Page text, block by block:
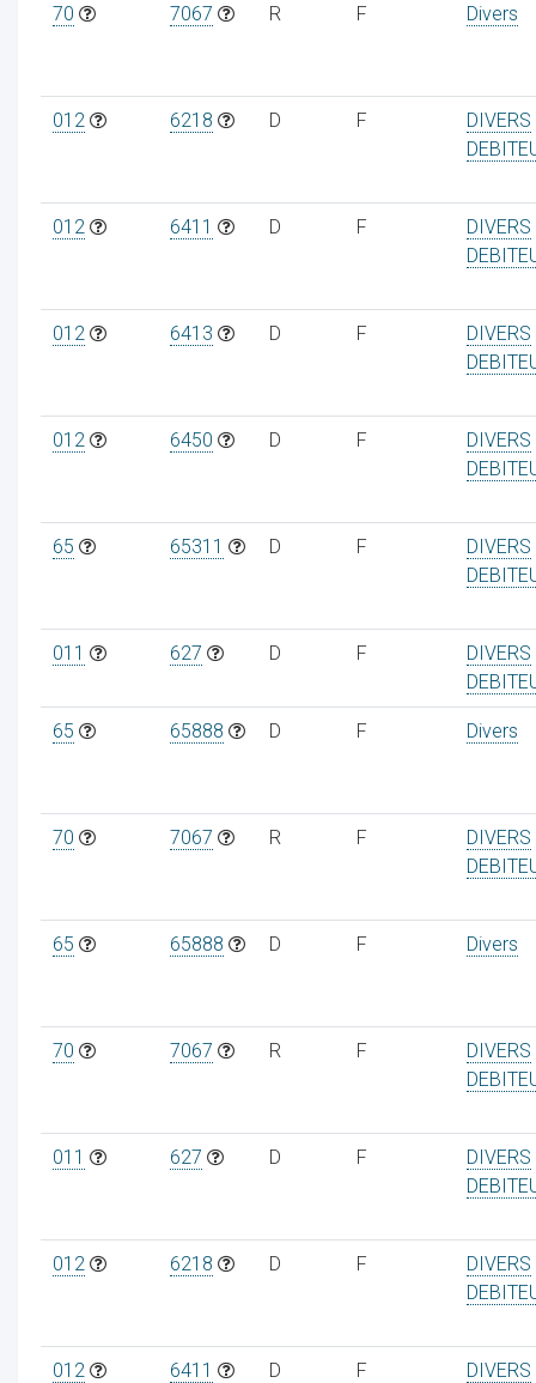
70 7067 R F Divers
012 6218 D F
DIVERS
012 6411 D F
DIVERS
012 6413 D F
DIVERS
012 6450 D F
DIVERS
65 65311 D F
DIVERS
011 627 D F
DIVERS
65 65888 D F Divers
70 7067 R F
DIVERS
65 65888 D F Divers
70 7067 R F
DIVERS
011 627 D F
DIVERS
012 6218 D F
DIVERS
012 6411 D F
DIVERS